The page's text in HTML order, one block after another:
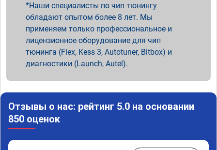
Наши специалисты по чип тюнингу
обладают опытом более 8 лет. Мы
применяем только профессиональное и
лицензионное оборудование для чип
тюнинга (Flex, Kess 3, Autotuner, Bitbox) и
диагностики (Launch, Autel).
Отзывы о нас: рейтинг 5.0 на основании
850 оценок